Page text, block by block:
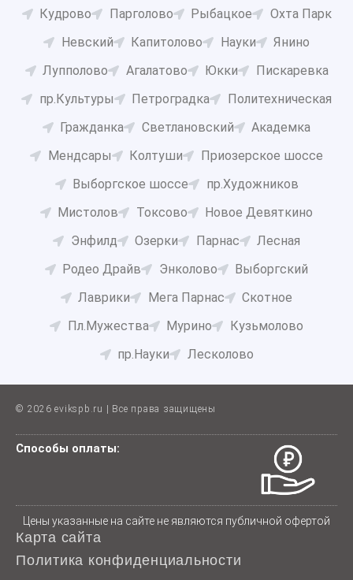
Кудрово
Парголово Рыбацкое
Охта Парк
Невский
Капитолово Науки
Янино
Лупполово
Агалатово Юкки
Пискаревка
пр.Культуры
Петроградка
Политехническая
Гражданка
Светлановский
Академка
Мендсары
Колтуши
Приозерское шоссе
Выборгское шоссе
пр.Художников
Мистолов
Токсово
Новое Девяткино
Энфилд
Озерки Парнас
Лесная
Родео Драйв
Энколово
Выборгский
Лаврики
Мега Парнас
Скотное
Пл.Мужества
Мурино
Кузьмолово
пр.Науки
Лесколово
© 2026 evikspb.ru | Все права защищены
Способы оплаты:
Цены указанные на сайте не являются публичной офертой
Карта сайта
Политика конфиденциальности